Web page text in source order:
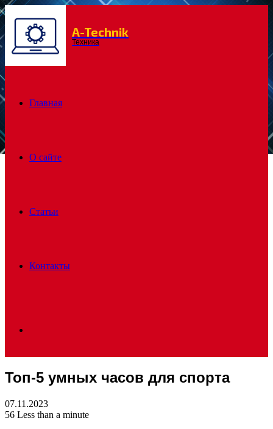
Menu A-Technik
Техника
Главная
О сайте
Статьи
Контакты
for
Топ-5 умных часов для спорта
07.11.2023
56 Less than a minute